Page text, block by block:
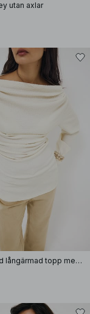
utan axlar
Strukturerad långärmad topp med drapering